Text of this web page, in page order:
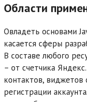
Области
Овладеть основами
касается сферы
В составе любого
– от счетчика
контактов, виджетов
регистрации